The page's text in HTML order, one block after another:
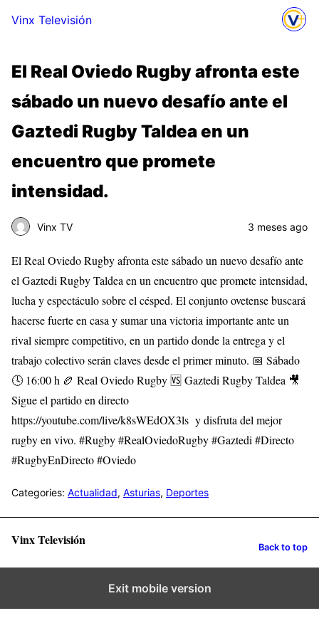
Vinx Televisión
El Real Oviedo Rugby afronta este
sábado un nuevo desafío ante el
Gaztedi Rugby Taldea en un
encuentro que promete
intensidad.
Vinx TV 3 meses ago
El Real Oviedo Rugby afronta este sábado un nuevo desafío ante
el Gaztedi Rugby Taldea en un encuentro que promete intensidad,
lucha y espectáculo sobre el césped. El conjunto ovetense buscará
hacerse fuerte en casa y sumar una victoria importante ante un
rival siempre competitivo, en un partido donde la entrega y el
trabajo colectivo serán claves desde el primer minuto. 📅 Sábado
🕓 16:00 h 🏉 Real Oviedo Rugby 🆚 Gaztedi Rugby Taldea 🎥
Sigue el partido en directo
https://youtube.com/live/k8sWEdOX3ls y disfruta del mejor
rugby en vivo. #Rugby #RealOviedoRugby #Gaztedi #Directo
#RugbyEnDirecto #Oviedo
Categories: Actualidad, Asturias, Deportes
Vinx Televisión Back to top
Exit mobile version